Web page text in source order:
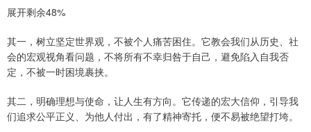
展开剩余48%
其一，树立坚定世界观，不被个人痛苦困住。它教会我们从历史、社
会的宏观视角看问题，不将所有不幸归咎于自己，避免陷入自我否
定，不被一时困境裹挟。
其二，明确理想与使命，让人生有方向。它传递的宏大信仰，引导我
们追求公平正义、为他人付出，有了精神寄托，便不易被绝望打垮。